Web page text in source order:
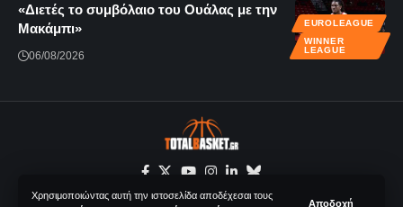
Χρησιμοποιώντας αυτή την ιστοσελίδα αποδέχεσαι τους
Αποδοχή
EUROLEAGUE
WINNER
LEAGUE
«Διετές το συμβόλαιο του Ουάλας με την
Μακάμπι»
06/08/2026